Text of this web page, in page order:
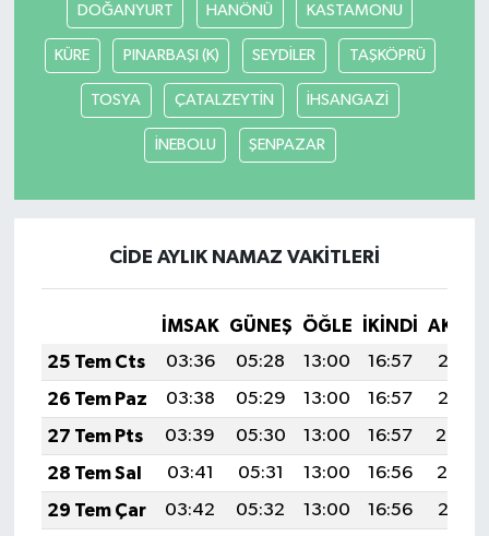
DOĞANYURT HANÖNÜ KASTAMONU
KÜRE PINARBAŞI (K) SEYDİLER TAŞKÖPRÜ
TOSYA ÇATALZEYTİN İHSANGAZİ
İNEBOLU ŞENPAZAR
CİDE AYLIK NAMAZ VAKITLERI
İMSAK GÜNEŞ ÖĞLE İKINDI
25 Tem Cts
03:36 05:28 13:00 16:57
20:21
26 Tem Paz
03:38 05:29 13:00 16:57
20:21
27 Tem Pts
03:39 05:30 13:00 16:57
20:20
28 Tem Sal
03:41 05:31 13:00 16:56
20:19
29 Tem Çar
03:42 05:32 13:00 16:56
20:18